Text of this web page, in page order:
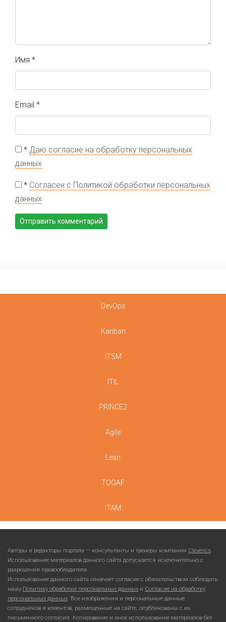
Имя *
Email *
* Даю согласие на обработку персональных
данных
* Согласен с Политикой обработки персональных
данных
DevOps
Kanban
ITSM
ITIL
PRINCE2
Agile
Lean
TOGAF
ITAM
Авторы и редакторы портала — консультанты и тренеры компании Cleverics.
Использование материалов данного сайта допускается исключительно с
разрешения правообладателя.
Использование данного сайта означает согласие с обязательством соблюдать
нашу Политику обработки персональных данных и Согласие на обработку
персональных данных. Все изображения и персональные данные
сотрудников и клиентов, размещенные на сайте, опубликованы с их
письменного согласия. Копирование и иное использование материалов без